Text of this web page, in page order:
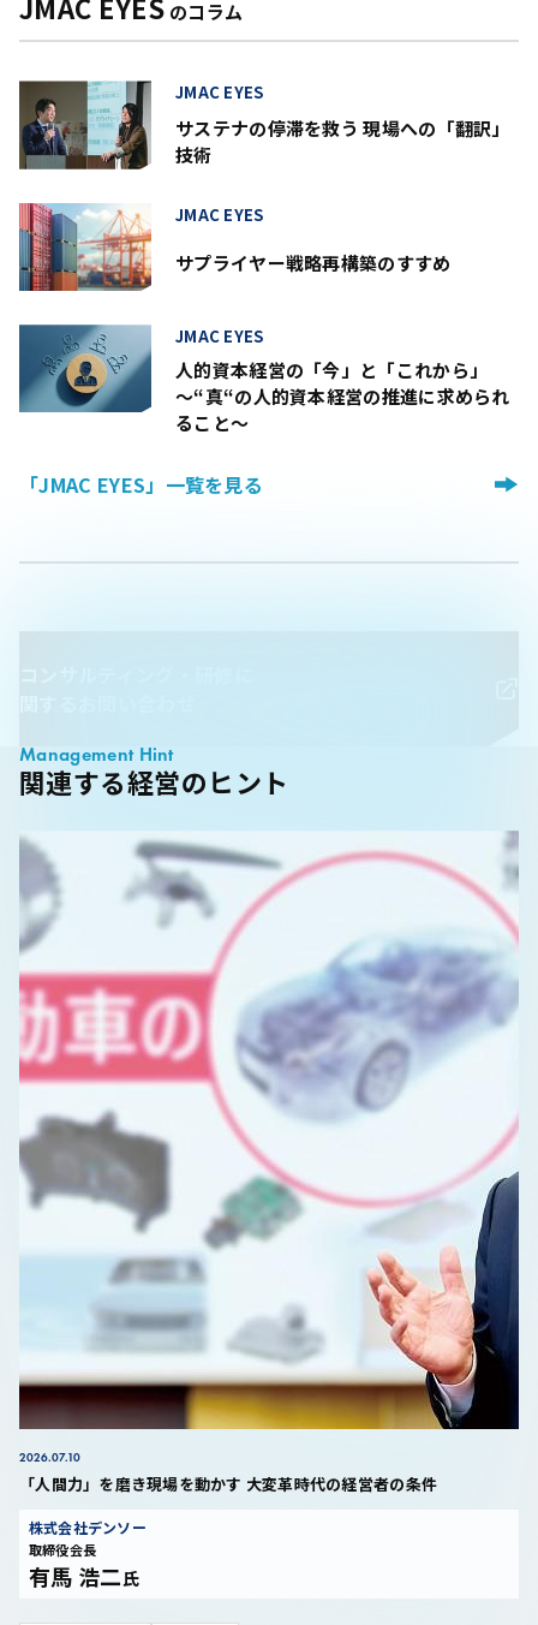
JMAC EYES のコラム
サステナの停滞を救う 現場への「翻訳」
技術
JMAC EYES
サプライヤー戦略再構築のすすめ
JMAC EYES
人的資本経営の「今」と「これから」
～“真“の人的資本経営の推進に求められ
ること～
JMAC EYES
「JMAC EYES」一覧を見る
関連する経営のヒント
Management Hint
「人間力」を磨き現場を動かす 大変革時代の経営者の条件
2026.07.10
株式会社デンソー
取締役会長
有馬 浩二氏